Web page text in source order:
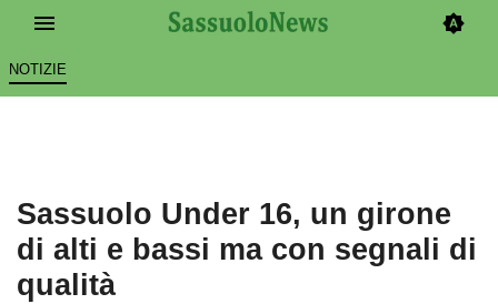
NOTIZIE
Sassuolo Under 16, un girone
di alti e bassi ma con segnali di
qualità